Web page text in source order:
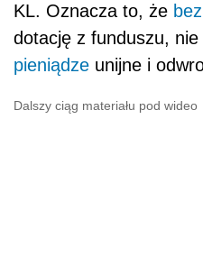
KL. Oznacza to, że
dotację z funduszu,
pieniądze unijne i
Dalszy ciąg materiału pod wideo